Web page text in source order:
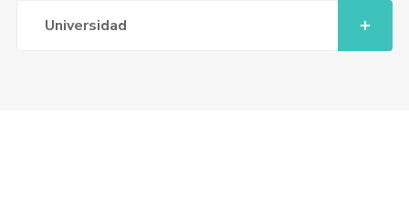
Universidad